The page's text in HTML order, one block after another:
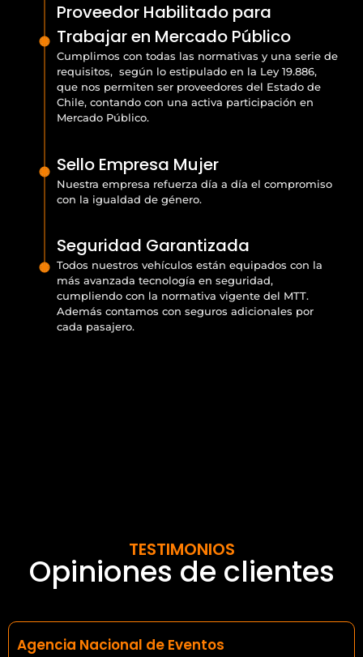
Proveedor Habilitado para
Trabajar en Mercado Público
Cumplimos con todas las normativas y una serie de
requisitos, según lo estipulado en la Ley 19.886,
que nos permiten ser proveedores del Estado de
Chile, contando con una activa participación en
Mercado Público.
Sello Empresa Mujer
Nuestra empresa refuerza día a día el compromiso
con la igualdad de género.
Seguridad Garantizada
Todos nuestros vehículos están equipados con la
más avanzada tecnología en seguridad,
cumpliendo con la normativa vigente del MTT.
Además contamos con seguros adicionales por
cada pasajero.
TESTIMONIOS
Opiniones de clientes
Agencia Nacional de Eventos